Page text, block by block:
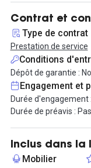
Les espaces
une cuisine
déjeuners sur place.
Les bureaux sont
pour assurer votre
- Wifi performant
- Ménage régulier
- Accueil
- Terrasse pour vous
- Parking vélo et
vélo
- 6 phoneboxes au
Contrat et
Type de contrat
Prestation de service
Conditions
Dépôt de garantie :
Engagement et
Durée
Durée de préavis :
Inclus dans la
Mobilier